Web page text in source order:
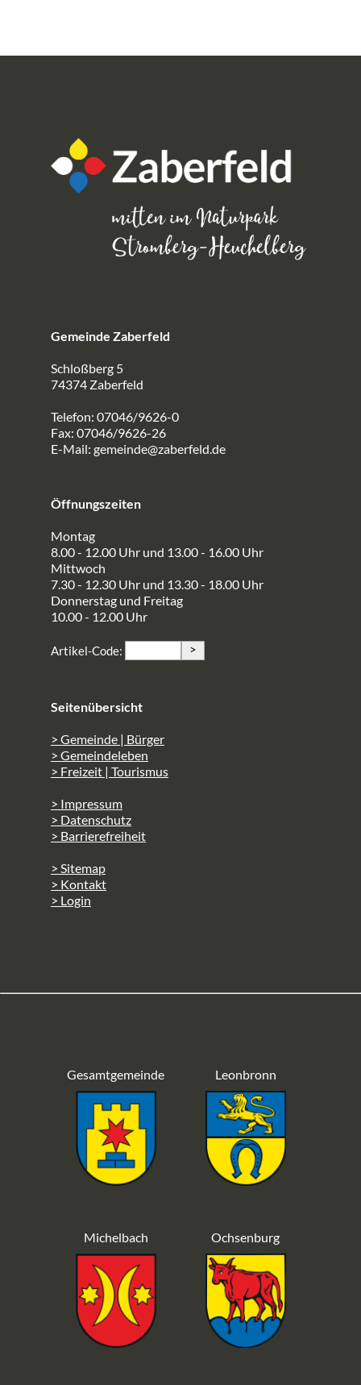
Gemeinde Zaberfeld
Schloßberg 5
74374 Zaberfeld
Telefon: 07046/9626-0
Fax: 07046/9626-26
E-Mail: gemeinde@zaberfeld.de
Öffnungszeiten
Montag
8.00 - 12.00 Uhr und 13.00 - 16.00 Uhr
Mittwoch
7.30 - 12.30 Uhr und 13.30 - 18.00 Uhr
Donnerstag und Freitag
10.00 - 12.00 Uhr
Artikel-Code: >
Seitenübersicht
> Gemeinde | Bürger
> Gemeindeleben
> Freizeit | Tourismus
> Impressum
> Datenschutz
> Barrierefreiheit
> Sitemap
> Kontakt
> Login
Gesamtgemeinde Leonbronn
Michelbach Ochsenburg